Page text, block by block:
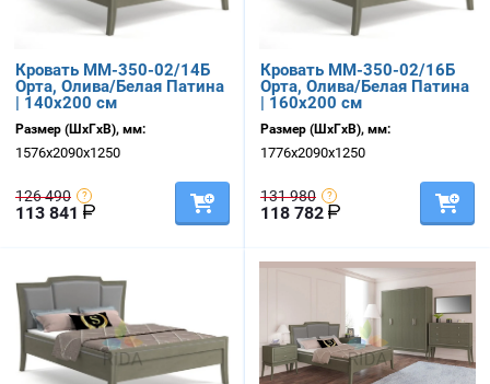
Кровать ММ-350-02/14Б
Орта, Олива/Белая Патина
| 140х200 см
Размер (ШхГхВ), мм:
1576х2090х1250
126 490
113 841
Кровать ММ-350-02/16Б
Орта, Олива/Белая Патина
| 160х200 см
Размер (ШхГхВ), мм:
1776х2090х1250
131 980
118 782